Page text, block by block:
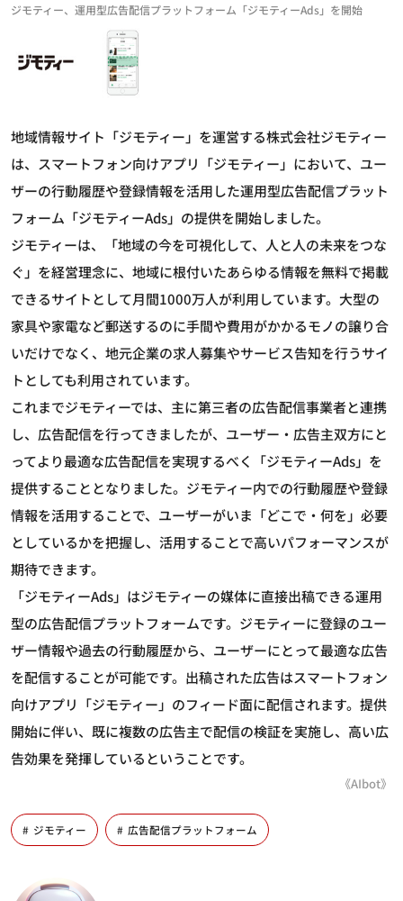
ジモティー、運用型広告配信プラットフォーム「ジモティーAds」を開始
地域情報サイト「ジモティー」を運営する株式会社ジモティー
は、スマートフォン向けアプリ「ジモティー」において、ユー
ザーの行動履歴や登録情報を活用した運用型広告配信プラット
フォーム「ジモティーAds」の提供を開始しました。
ジモティーは、「地域の今を可視化して、人と人の未来をつな
ぐ」を経営理念に、地域に根付いたあらゆる情報を無料で掲載
できるサイトとして月間1000万人が利用しています。大型の
家具や家電など郵送するのに手間や費用がかかるモノの譲り合
いだけでなく、地元企業の求人募集やサービス告知を行うサイ
トとしても利用されています。
これまでジモティーでは、主に第三者の広告配信事業者と連携
し、広告配信を行ってきましたが、ユーザー・広告主双方にと
ってより最適な広告配信を実現するべく「ジモティーAds」を
提供することとなりました。ジモティー内での行動履歴や登録
情報を活用することで、ユーザーがいま「どこで・何を」必要
としているかを把握し、活用することで高いパフォーマンスが
期待できます。
「ジモティーAds」はジモティーの媒体に直接出稿できる運用
型の広告配信プラットフォームです。ジモティーに登録のユー
ザー情報や過去の行動履歴から、ユーザーにとって最適な広告
を配信することが可能です。出稿された広告はスマートフォン
向けアプリ「ジモティー」のフィード面に配信されます。提供
開始に伴い、既に複数の広告主で配信の検証を実施し、高い広
告効果を発揮しているということです。
《AIbot》
ジモティー 広告配信プラットフォーム